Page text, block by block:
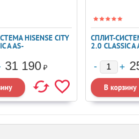
HISENSE CITY
A AS-
31 190 ₽
СПЛИТ-
2.0 CLASSIC A